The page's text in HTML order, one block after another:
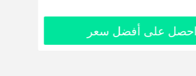
احصل على أفضل سعر